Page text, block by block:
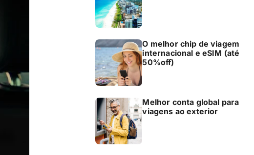
O melhor chip de viagem
internacional e eSIM (até
50%off)
Melhor conta global para
viagens ao exterior